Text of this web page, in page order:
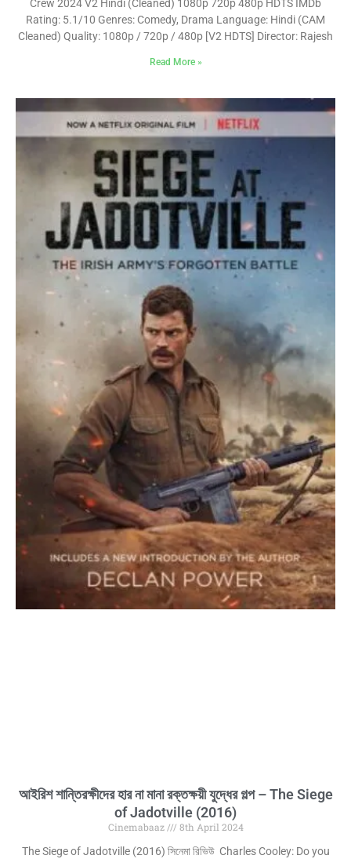
Crew 2024 V2 Hindi (Cleaned) 1080p 720p 480p HDTS IMDb
Rating: 5.1/10 Genres: Comedy, Drama Language: Hindi (CAM
Cleaned) Quality: 1080p / 720p / 480p [V2 HDTS] Director: Rajesh
Read More »
আইরিশ শান্তিরক্ষীদের হার না মানা রক্তক্ষয়ী যুদ্ধের গল্প – The Siege
of Jadotville (2016)
Cinemabaaz
8th April 2024
The Siege of Jadotville (2016) সিনেমা রিভিউ Charles Cooley: Do you